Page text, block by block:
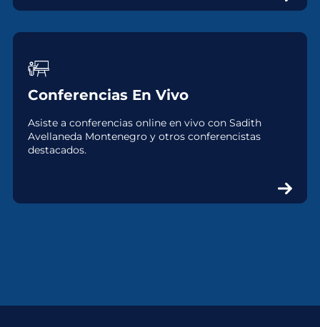
Conferencias En Vivo
Asiste a conferencias online en vivo con Sadith
Avellaneda Montenegro y otros conferencistas
destacados.